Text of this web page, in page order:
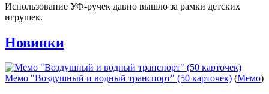
Использование УФ-ручек давно вышло за рамки детских
игрушек.
Новинки
Мемо "Воздушный и водный транспорт" (50 карточек) (Мемо)